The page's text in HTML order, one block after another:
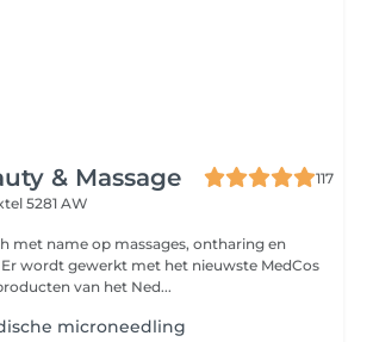
& Massage
117
5281 AW
met name op massages, ontharing en
wordt gewerkt met het nieuwste MedCos
van het Ned...
microneedling